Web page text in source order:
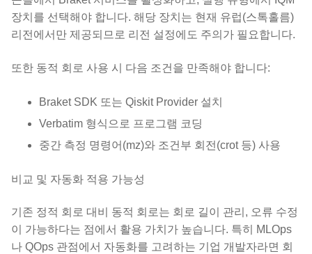
장치를 선택해야 합니다. 해당 장치는 현재 유럽(스톡홀름)
리전에서만 제공되므로 리전 설정에도 주의가 필요합니다.
또한 동적 회로 사용 시 다음 조건을 만족해야 합니다:
Braket SDK 또는 Qiskit Provider 설치
Verbatim 형식으로 프로그램 코딩
중간 측정 명령어(mz)와 조건부 회전(crot 등) 사용
비교 및 자동화 적용 가능성
기존 정적 회로 대비 동적 회로는 회로 길이 관리, 오류 수정
이 가능하다는 점에서 활용 가치가 높습니다. 특히 MLOps
나 QOps 관점에서 자동화를 고려하는 기업 개발자라면 회